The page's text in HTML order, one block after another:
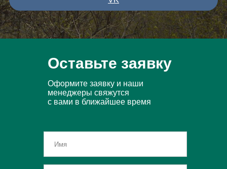
Оставьте заявку
Оформите заявку и наши
менеджеры свяжутся
с вами в ближайшее время